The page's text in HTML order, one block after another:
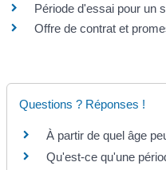
Période d'essai pour un
Offre de contrat et
Questions ? Réponses !
À partir de quel âge
Qu'est-ce qu'une